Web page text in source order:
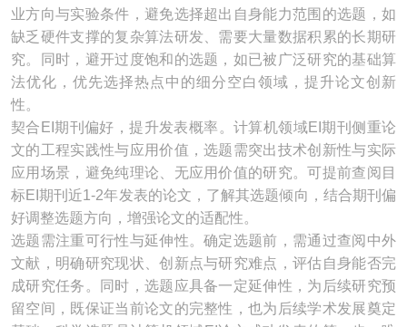
业方向与实验条件，避免选择超出自身能力范围的选题，如
缺乏硬件支撑的复杂算法研发、需要大量数据积累的长期研
究。同时，避开过度饱和的选题，如已被广泛研究的基础算
法优化，优先选择热点中的细分空白领域，提升论文创新
性。
契合EI期刊偏好，提升发表概率。计算机领域EI期刊侧重论
文的工程实践性与应用价值，选题需突出技术创新性与实际
应用场景，避免纯理论、无应用价值的研究。可提前查阅目
标EI期刊近1-2年发表的论文，了解其选题倾向，结合期刊偏
好调整选题方向，增强论文的适配性。
选题需注重可行性与延伸性。确定选题前，需通过查阅中外
文献，明确研究现状、创新点与研究难点，评估自身能否完
成研究任务。同时，选题应具备一定延伸性，为后续研究预
留空间，既保证当前论文的完整性，也为后续学术发展奠定